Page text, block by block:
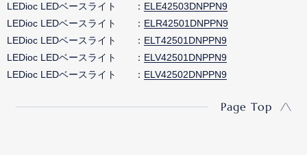
LEDioc LEDベースライト
ELE42503DNPPN9
LEDioc LEDベースライト
ELR42501DNPPN9
LEDioc LEDベースライト
ELT42501DNPPN9
LEDioc LEDベースライト
ELV42501DNPPN9
LEDioc LEDベースライト
ELV42502DNPPN9
Page Top